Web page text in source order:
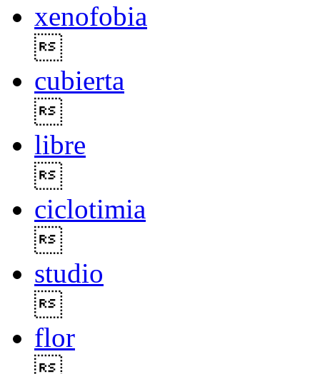
xenofobia
cubierta
libre
ciclotimia
studio
flor